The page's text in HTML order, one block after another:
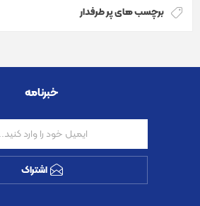
برچسب های پر طرفدار
خبرنامه
اشتراک